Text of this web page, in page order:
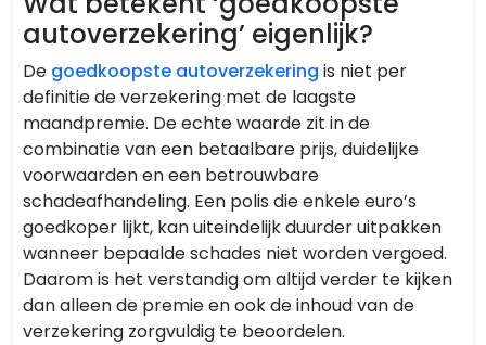
autoverzekering’ eigenlijk?
De goedkoopste autoverzekering is niet per
definitie de verzekering met de laagste
maandpremie. De echte waarde zit in de
combinatie van een betaalbare prijs, duidelijke
voorwaarden en een betrouwbare
schadeafhandeling. Een polis die enkele euro’s
goedkoper lijkt, kan uiteindelijk duurder uitpakken
wanneer bepaalde schades niet worden vergoed.
Daarom is het verstandig om altijd verder te kijken
dan alleen de premie en ook de inhoud van de
verzekering zorgvuldig te beoordelen.